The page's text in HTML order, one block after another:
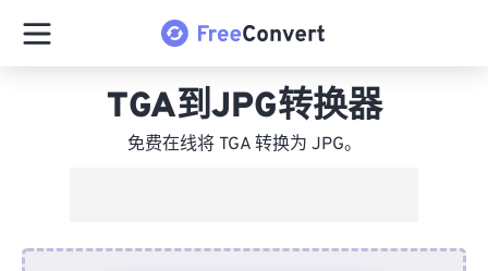
TGA到JPG转换器
免费在线将 TGA 转换为 JPG。